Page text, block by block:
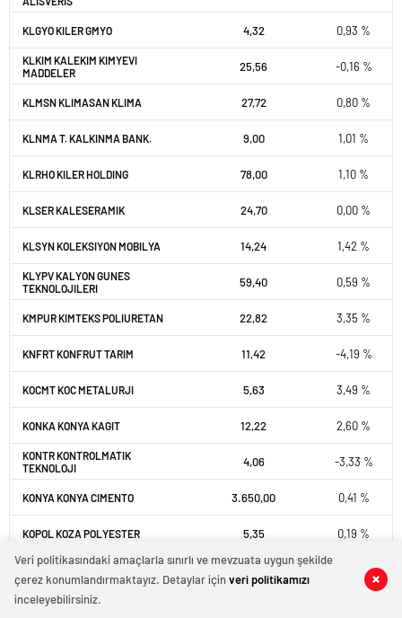
KLGYO KILER GMYO 4,32 0,93 %
KLKIM KALEKIM KIMYEVI
MADDELER
25,56 -0,16 %
KLMSN KLIMASAN KLIMA 27,72 0,80 %
KLNMA T. KALKINMA BANK. 9,00 1,01 %
KLRHO KILER HOLDING 78,00 1,10 %
KLSER KALESERAMIK 24,70 0,00 %
KLSYN KOLEKSIYON MOBILYA 14,24 1,42 %
KLYPV KALYON GUNES
TEKNOLOJILERI
59,40 0,59 %
KMPUR KIMTEKS POLIURETAN 22,82 3,35 %
KNFRT KONFRUT TARIM 11,42 -4,19 %
KOCMT KOC METALURJI 5,63 3,49 %
KONKA KONYA KAGIT 12,22 2,60 %
KONTR KONTROLMATIK
TEKNOLOJI
4,06 -3,33 %
KONYA KONYA CIMENTO 3.650,00 0,41 %
KOPOL KOZA POLYESTER 5,35 0,19 %
KORDS KORDSA TEKNIK TEKSTIL 68,40 -1,23 %
KOTON KOTON MAGAZACILIK
Veri politikasındaki amaçlarla sınırlı ve mevzuata uygun şekilde
çerez konumlandırmaktayız. Detaylar içinveri politikamızı
inceleyebilirsiniz.